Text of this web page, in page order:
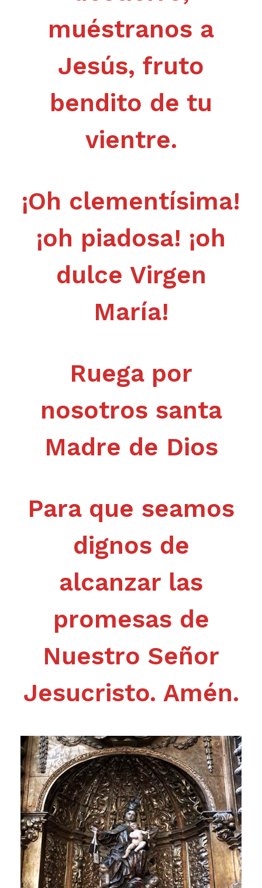
muéstranos a
Jesús, fruto
bendito de tu
vientre.
¡Oh clementísima!
¡oh piadosa! ¡oh
dulce Virgen
María!
Ruega por
nosotros santa
Madre de Dios
Para que seamos
dignos de
alcanzar las
promesas de
Nuestro Señor
Jesucristo. Amén.